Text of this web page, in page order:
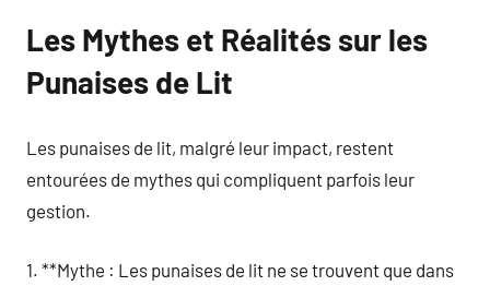
Les Mythes et Réalités sur les
Punaises de Lit
Les punaises de lit, malgré leur impact, restent
entourées de mythes qui compliquent parfois leur
gestion.
1. **Mythe : Les punaises de lit ne se trouvent que dans